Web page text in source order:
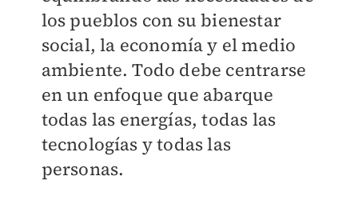
los pueblos con su bienestar
social, la economía y el medio
ambiente. Todo debe centrarse
en un enfoque que abarque
todas las energías, todas las
tecnologías y todas las
personas.